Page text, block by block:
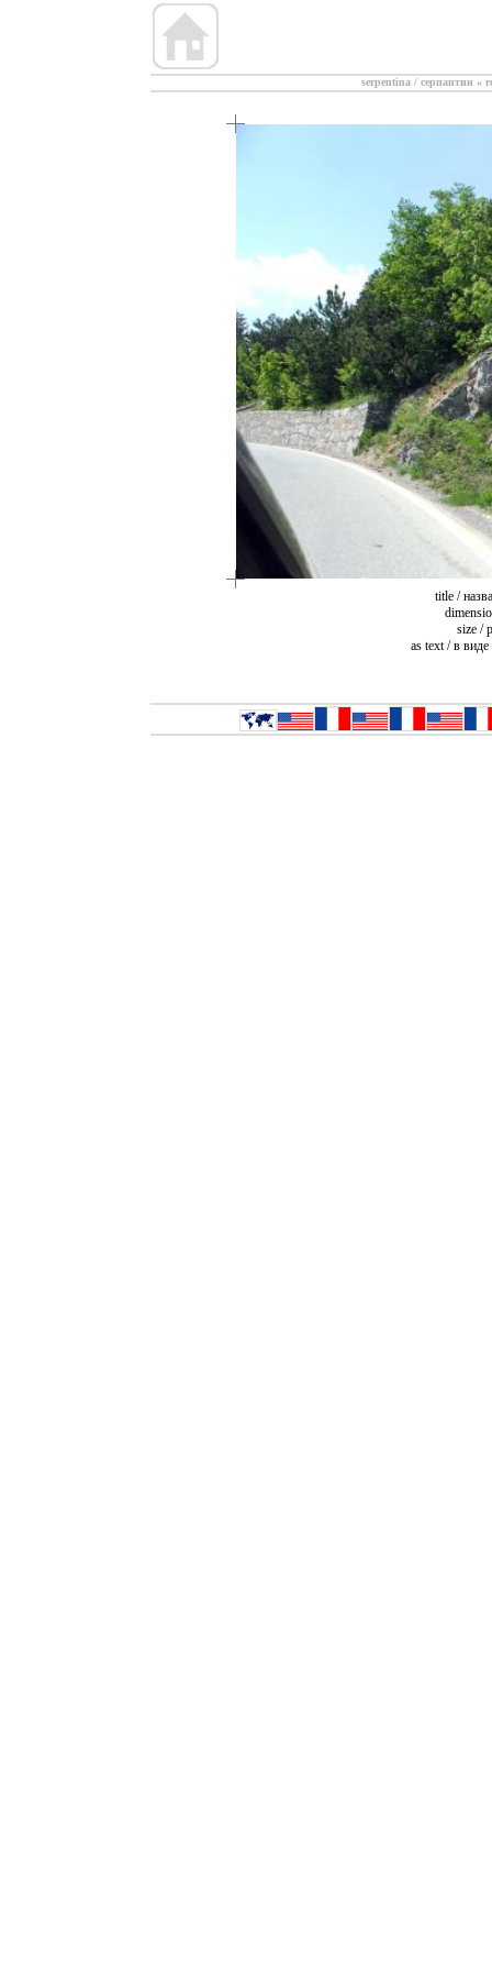
serpentina / серпантин «
title /
size /
as text / в виде